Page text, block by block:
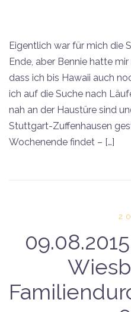
Eigentlich war für mich die
Ende, aber Bennie hatte
dass ich bis Hawaii auch
ich auf die Suche nach
nah an der Haustüre sind
Stuttgart-Zuffenhausen
Wochenende findet – […]